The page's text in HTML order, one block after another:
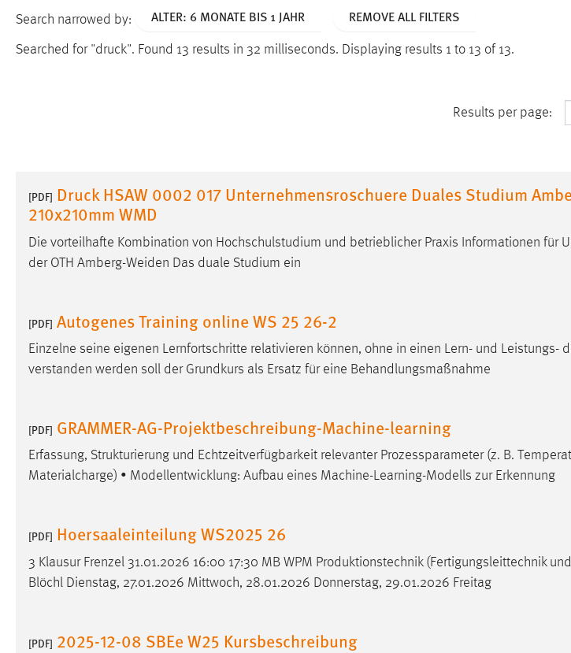
Search narrowed by: ALTER: 6 MONATE BIS 1 JAHR REMOVE ALL FILTERS
Searched for "druck". Found 13 results in 32 milliseconds. Displaying results 1 to 13 of 13.
Results per page:
[PDF] Druck HSAW 0002 017 Unternehmensroschuere Duales Studium
210x210mm WMD
Die vorteilhafte Kombination von Hochschulstudium und betrieblicher Praxis Informationen für
der OTH Amberg-Weiden Das duale Studium ein
[PDF] Autogenes Training online WS 25 26-2
Einzelne seine eigenen Lernfortschritte relativieren können, ohne in einen Lern- und Leistungs-
verstanden werden soll der Grundkurs als Ersatz für eine Behandlungsmaßnahme
[PDF] GRAMMER-AG-Projektbeschreibung-Machine-learning
Erfassung, Strukturierung und Echtzeitverfügbarkeit relevanter Prozessparameter (z. B.
Materialcharge) • Modellentwicklung: Aufbau eines Machine-Learning-Modells zur Erkennung
[PDF] Hoersaaleinteilung WS2025 26
3 Klausur Frenzel 31.01.2026 16:00 17:30 MB WPM Produktionstechnik (Fertigungsleittechnik
Blöchl Dienstag, 27.01.2026 Mittwoch, 28.01.2026 Donnerstag, 29.01.2026 Freitag
[PDF] 2025-12-08 SBEe W25 Kursbeschreibung